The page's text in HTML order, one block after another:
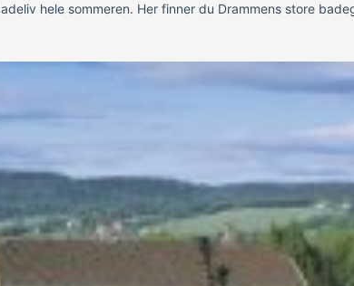
hele sommeren. Her finner du Drammens store